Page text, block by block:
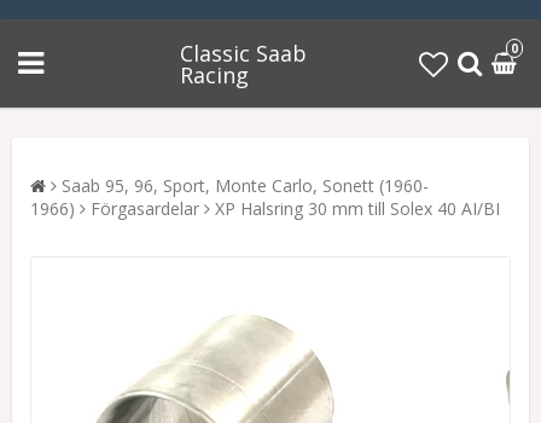
Classic Saab
Racing
0
Saab 95, 96, Sport, Monte Carlo, Sonett (1960-
1966)
Förgasardelar XP Halsring 30 mm till Solex 40 AI/BI